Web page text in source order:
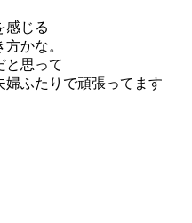
感じる
かな。
と思って
婦ふたりで頑張ってます